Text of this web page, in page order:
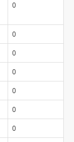
0
0
0
0
0
0
0